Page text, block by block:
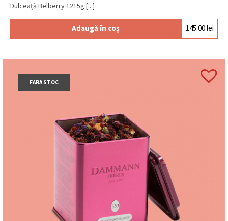
Dulceață Belberry 1215g [...]
Adaugă în coș 145.00lei
FARA STOC